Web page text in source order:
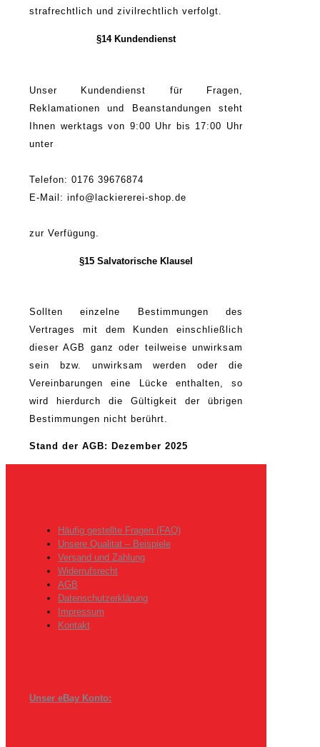
strafrechtlich und zivilrechtlich verfolgt.
§14 Kundendienst
Unser Kundendienst für Fragen,
Reklamationen und Beanstandungen steht
Ihnen werktags von 9:00 Uhr bis 17:00 Uhr
unter
Telefon: 0176 39676874
E-Mail: info@lackiererei-shop.de
zur Verfügung.
§15 Salvatorische Klausel
Sollten einzelne Bestimmungen des
Vertrages mit dem Kunden einschließlich
dieser AGB ganz oder teilweise unwirksam
sein bzw. unwirksam werden oder die
Vereinbarungen eine Lücke enthalten, so
wird hierdurch die Gültigkeit der übrigen
Bestimmungen nicht berührt.
Stand der AGB: Dezember 2025
Häufig gestellte Fragen (FAQ)
Unsere Qualitat – Beispiele
Versand und Zahlung
Widerrufsrecht
AGB
Datenschutzerklärung
Impressum
Kontakt
Unser eBay Konto: